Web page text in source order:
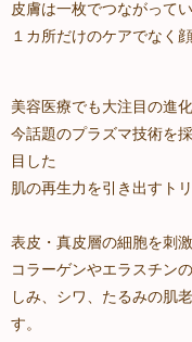
皮膚は一枚でつながって
１カ所だけのケアでなく
美容医療でも大注目の進
今話題のプラズマ技術を
目した
肌の再生力を引き出すト
表皮・真皮層の細胞を刺
コラーゲンやエラスチン
しみ、シワ、たるみの肌
す。